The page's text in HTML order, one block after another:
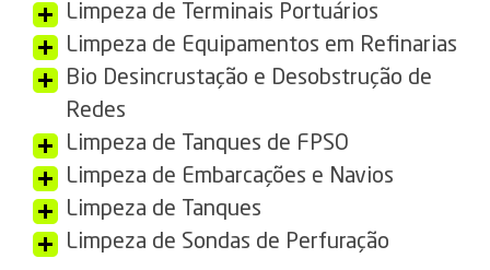
Limpeza de Terminais Portuários
Limpeza de Equipamentos em Refinarias
Bio Desincrustação e Desobstrução de
Redes
Limpeza de Tanques de FPSO
Limpeza de Embarcações e Navios
Limpeza de Tanques
Limpeza de Sondas de Perfuração